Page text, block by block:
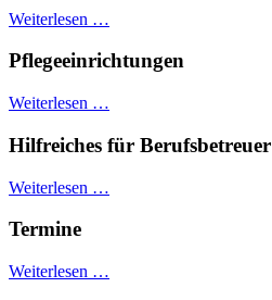
Weiterlesen …
Pflegeeinrichtungen
Weiterlesen …
Hilfreiches für Berufsbetreuer
Weiterlesen …
Termine
Weiterlesen …